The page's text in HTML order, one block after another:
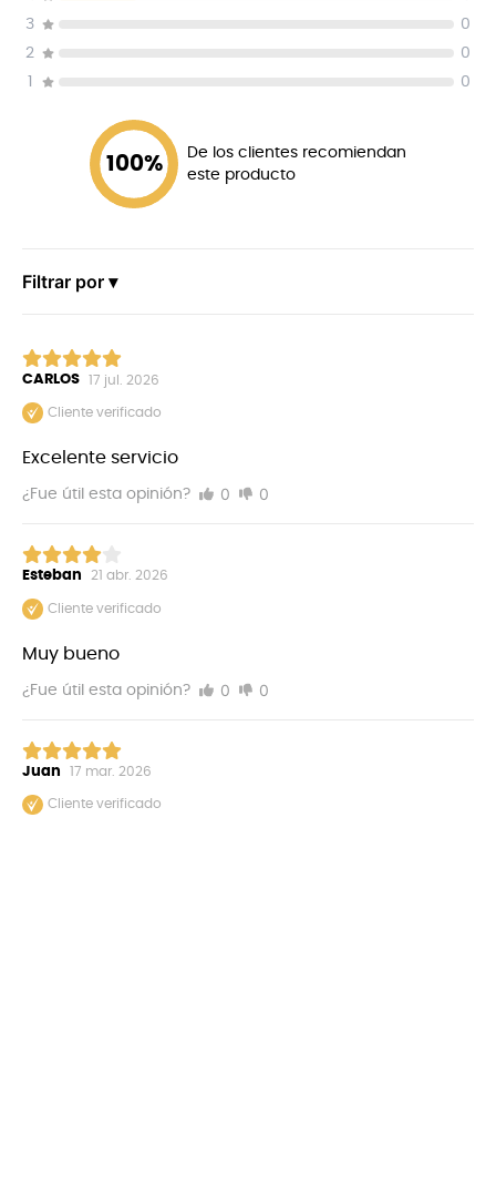
3
0
2
0
0
100%
De los clientes recomiendan
este producto
Filtrar por ▾
CARLOS 17 jul. 2026
Cliente verificado
Excelente servicio
¿Fue útil esta opinión? 0 0
Esteban 21 abr. 2026
Cliente verificado
Muy bueno
¿Fue útil esta opinión? 0 0
Juan 17 mar. 2026
Cliente verificado